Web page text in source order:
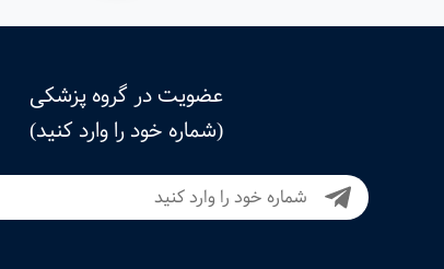
عضویت در گروه پزشکی
(شماره خود را وارد کنید)